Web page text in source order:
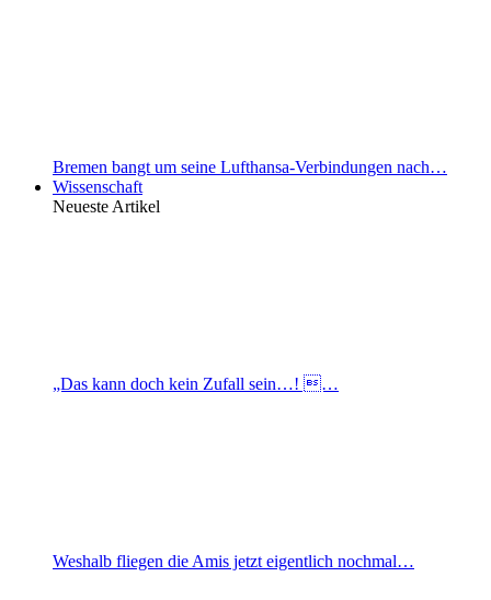
Bremen bangt um seine Lufthansa-Verbindungen nach…
Wissenschaft
Neueste Artikel
„Das kann doch kein Zufall sein…! …
Weshalb fliegen die Amis jetzt eigentlich nochmal…